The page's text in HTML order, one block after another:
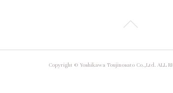
Copyright ©️ Yoshikawa Toujinosato Co.,Ltd. ALL